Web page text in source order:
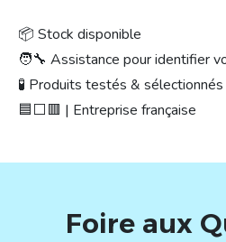
📦 Stock disponible
🧑‍🔧 Assistance pour identifier
🧪 Produits testés & sélectionnés
🟦⬜🟥 | Entreprise française
Foire aux